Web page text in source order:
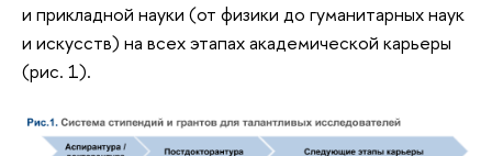
и прикладной науки (от физики до гуманитарных наук
и искусств) на всех этапах академической карьеры
(рис. 1).